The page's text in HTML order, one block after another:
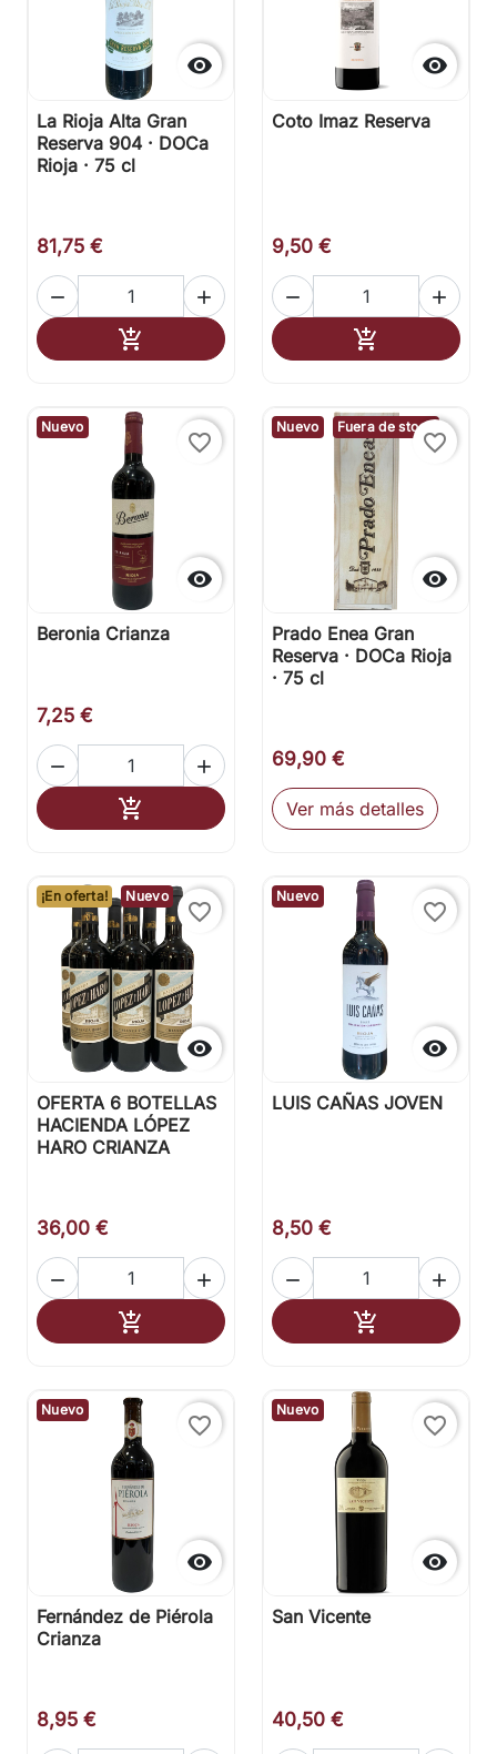

La Rioja Alta Gran
Reserva 904 · DOCa
Rioja · 75 cl
81,75 €
 
 Añadir al carrito

Coto Imaz Reserva
9,50 €
 
 Añadir al
Nuevo

favorite_border
Beronia Crianza
7,25 €
 
 Añadir al carrito
Nuevo Fuera de stock

favorite_border
Prado Enea Gran
Reserva · DOCa Rioja
· 75 cl
69,90 €
Ver más detalles
¡En oferta! Nuevo

favorite_border
OFERTA 6 BOTELLAS
HACIENDA LÓPEZ
HARO CRIANZA
36,00 €
 
 Añadir al carrito
Nuevo

favorite_border
LUIS CAÑAS JOVEN
8,50 €
 
 Añadir al
Nuevo

favorite_border
Fernández de Piérola
Crianza
8,95 €
Nuevo

favorite_border
San Vicente
40,50 €